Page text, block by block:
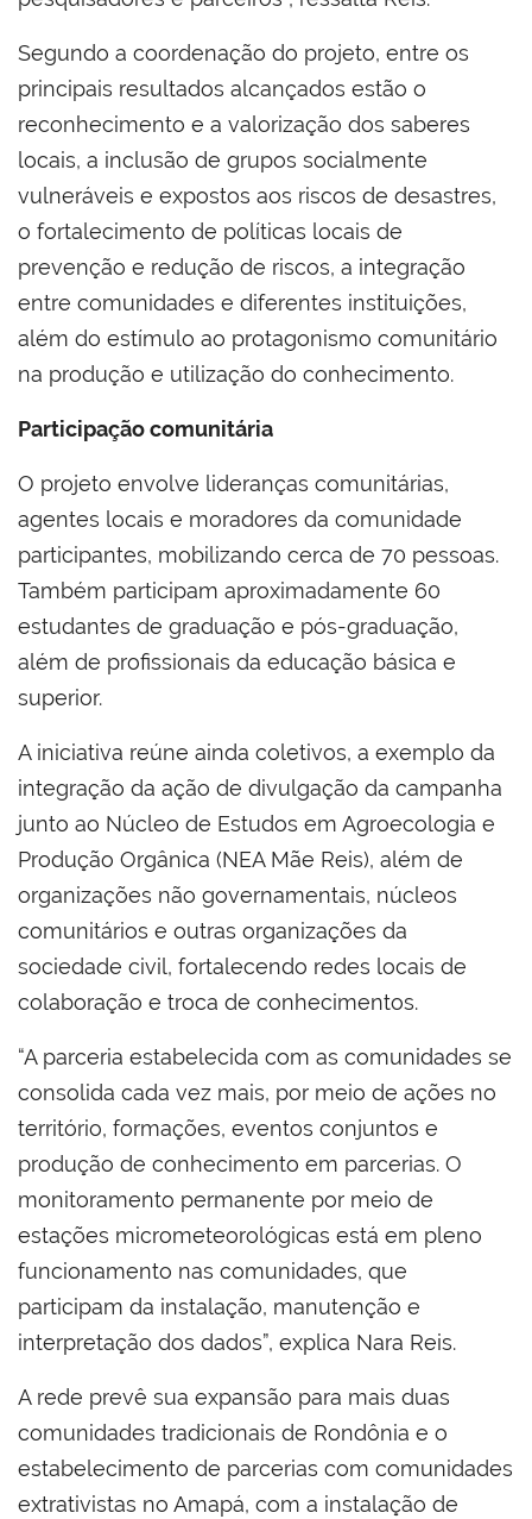
Segundo a coordenação do projeto, entre os
principais resultados alcançados estão o
reconhecimento e a valorização dos saberes
locais, a inclusão de grupos socialmente
vulneráveis e expostos aos riscos de desastres,
o fortalecimento de políticas locais de
prevenção e redução de riscos, a integração
entre comunidades e diferentes instituições,
além do estímulo ao protagonismo comunitário
na produção e utilização do conhecimento.
Participação comunitária
O projeto envolve lideranças comunitárias,
agentes locais e moradores da comunidade
participantes, mobilizando cerca de 70 pessoas.
Também participam aproximadamente 60
estudantes de graduação e pós-graduação,
além de profissionais da educação básica e
superior.
A iniciativa reúne ainda coletivos, a exemplo da
integração da ação de divulgação da campanha
junto ao Núcleo de Estudos em Agroecologia e
Produção Orgânica (NEA Mãe Reis), além de
organizações não governamentais, núcleos
comunitários e outras organizações da
sociedade civil, fortalecendo redes locais de
colaboração e troca de conhecimentos.
“A parceria estabelecida com as comunidades se
consolida cada vez mais, por meio de ações no
território, formações, eventos conjuntos e
produção de conhecimento em parcerias. O
monitoramento permanente por meio de
estações micrometeorológicas está em pleno
funcionamento nas comunidades, que
participam da instalação, manutenção e
interpretação dos dados”, explica Nara Reis.
A rede prevê sua expansão para mais duas
comunidades tradicionais de Rondônia e o
estabelecimento de parcerias com comunidades
extrativistas no Amapá, com a instalação de